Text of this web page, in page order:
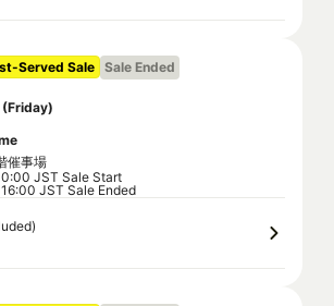
Served Sale
Sale Ended
(Friday)
催事場
JST Sale Start
JST Sale Ended